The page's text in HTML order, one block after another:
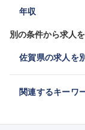
年収
別の条件から求人
佐賀県の求人を
関連するキーワ